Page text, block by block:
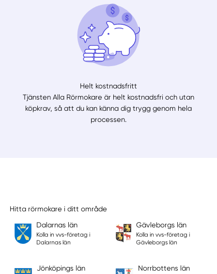
Helt kostnadsfritt
Tjänsten Alla Rörmokare är helt kostnadsfri och utan
köpkrav, så att du kan känna dig trygg genom hela
processen.
Hitta rörmokare i ditt område
Dalarnas län
Kolla in vvs-företag i
Dalarnas län
Gävleborgs län
Kolla in vvs-företag i
Gävleborgs län
Jönköpings län Norrbottens län